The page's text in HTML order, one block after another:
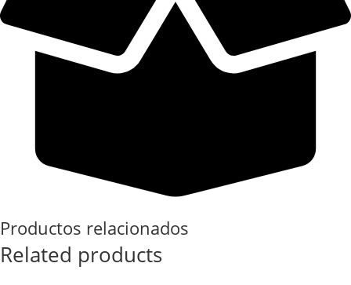
Productos relacionados
Related products